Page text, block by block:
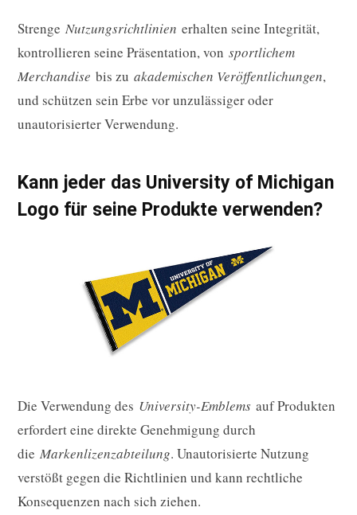
Strenge Nutzungsrichtlinien erhalten seine Integrität,
kontrollieren seine Präsentation, von sportlichem
Merchandise bis zu akademischen Veröffentlichungen,
und schützen sein Erbe vor unzulässiger oder
unautorisierter Verwendung.
Kann jeder das University of Michigan
Logo für seine Produkte verwenden?
Die Verwendung des University-Emblems auf Produkten
erfordert eine direkte Genehmigung durch
die Markenlizenzabteilung. Unautorisierte Nutzung
verstößt gegen die Richtlinien und kann rechtliche
Konsequenzen nach sich ziehen.